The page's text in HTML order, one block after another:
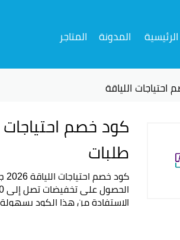
إلى
المحتوى
الرئيسية المدونة المتاجر
اللياقة
طلبات
الاستفادة من هذا الكود